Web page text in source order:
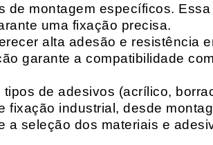
de montagem específicos. Essa
uma fixação precisa.
alta adesão e resistência
garante a compatibilidade
de adesivos (acrílico,
fixação industrial, desde
a seleção dos materiais e